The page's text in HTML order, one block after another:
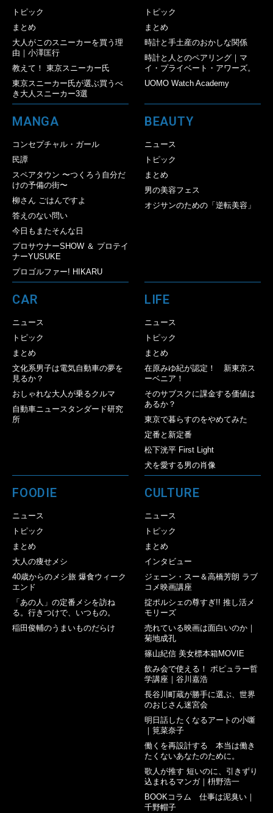
トピック
まとめ
大人がこのスニーカーを買う理
由｜小澤匡行
教えて！ 東京スニーカー氏
東京スニーカー氏が選ぶ買うべ
き大人スニーカー3選
トピック
まとめ
時計と手土産のおかしな関係
時計と人とのペアリング｜マ
イ・プライベート・アワーズ。
UOMO Watch Academy
MANGA
コンセプチャル・ガール
民譚
スペアタウン 〜つくろう自分だ
けの予備の街〜
柳さん ごはんですよ
答えのない問い
今日もまたそんな日
プロサウナーSHOW ＆ プロテイ
ナーYUSUKE
プロゴルファー! HIKARU
BEAUTY
ニュース
トピック
まとめ
男の美容フェス
オジサンのための「逆転美容」
CAR
ニュース
トピック
まとめ
文化系男子は電気自動車の夢を
見るか？
おしゃれな大人が乗るクルマ
自動車ニュースタンダード研究
所
LIFE
ニュース
トピック
まとめ
在原みゆ紀が認定！ 新東京ス
ーベニア！
そのサブスクに課金する価値は
あるか？
東京で暮らすのをやめてみた
定番と新定番
松下洸平 First Light
犬を愛する男の肖像
FOODIE
ニュース
トピック
まとめ
大人の痩せメシ
40歳からのメシ旅 爆食ウィーク
エンド
「あの人」の定番メシを訪ね
る。行きつけで、いつもの。
稲田俊輔のうまいものだらけ
CULTURE
ニュース
トピック
まとめ
インタビュー
ジェーン・スー＆高橋芳朗 ラブ
コメ映画講座
掟ポルシェの尊すぎ!! 推し活メ
モリーズ
売れている映画は面白いのか｜
菊地成孔
篠山紀信 美女標本箱MOVIE
飲み会で使える！ ポピュラー哲
学講座｜谷川嘉浩
長谷川町蔵が勝手に選ぶ、世界
のおじさん迷宮会
明日話したくなるアートの小噺
｜筧菜奈子
働くを再設計する 本当は働き
たくないあなたのために。
歌人が推す 短いのに、引きずり
込まれるマンガ｜枡野浩一
BOOKコラム 仕事は泥臭い｜
千野帽子